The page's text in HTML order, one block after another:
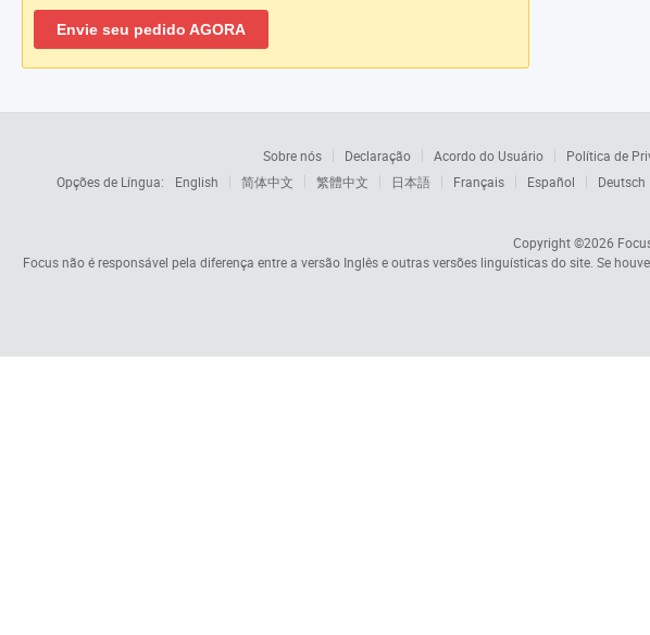
Envie seu pedido AGORA
Sobre nós Declaração Acordo do Usuário Política de
Opções de Língua:
English 简体中文 繁體中文 日本語 Français Español Deutsch
Copyright ©2026
Focus não é responsável pela diferença entre a versão Inglês e outras versões linguísticas do site. Se